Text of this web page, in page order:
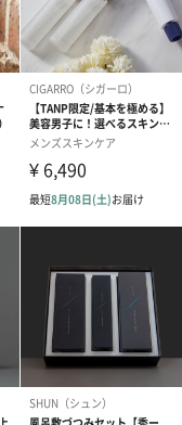
スト状化粧水〉本
した、オールインワ
ッシュするだけで保
潤いを与える
を引き締める
ラスウッドの香り